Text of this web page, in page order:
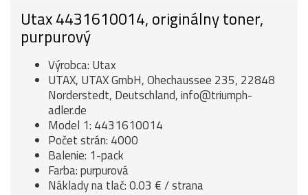
Utax 4431610014, originálny toner,
purpurový
Výrobca: Utax
UTAX, UTAX GmbH, Ohechaussee 235, 22848
Norderstedt, Deutschland, info@triumph-
adler.de
Model 1: 4431610014
Počet strán: 4000
Balenie: 1-pack
Farba: purpurová
Náklady na tlač: 0.03 € / strana